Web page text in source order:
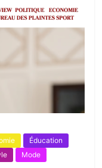
Éducation
Mode